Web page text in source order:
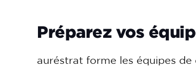
Préparez vos
auréstrat forme les équipes